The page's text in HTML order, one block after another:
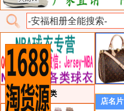
类目详细分类
店名片